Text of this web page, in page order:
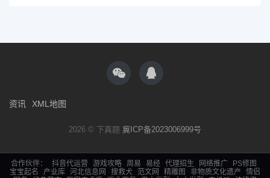
资讯 XML地图
2026 © 下真题 冀ICP备2023006999号
合作伙伴： 抖音代运营 游戏攻略 周易 易经 代理招生 网络推广
PS修图
宝宝起名
产业库 河北信息网 搜救犬 范文网 精雕图 非物质文化遗产
情侣